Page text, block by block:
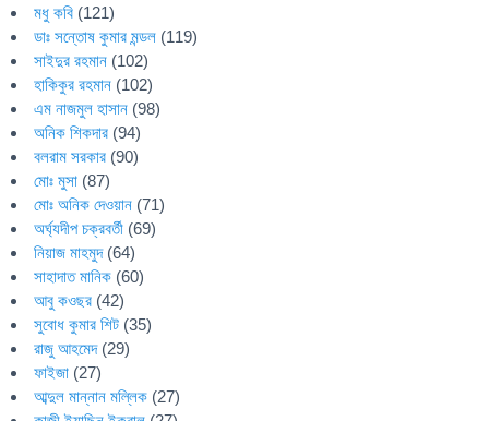
মধু কবি (121)
ডাঃ সন্তোষ কুমার মন্ডল (119)
সাইদুর রহমান (102)
হাকিকুর রহমান (102)
এম নাজমুল হাসান (98)
অনিক শিকদার (94)
বলরাম সরকার (90)
মোঃ মুসা (87)
মোঃ অনিক দেওয়ান (71)
অর্ঘ্যদীপ চক্রবর্তী (69)
নিয়াজ মাহমুদ(64)
সাহাদাত মানিক (60)
আবু কওছর (42)
সুবোধ কুমার শিট (35)
রাজু আহমেদ(29)
ফাইজা (27)
আব্দুল মান্নান মল্লিক (27)